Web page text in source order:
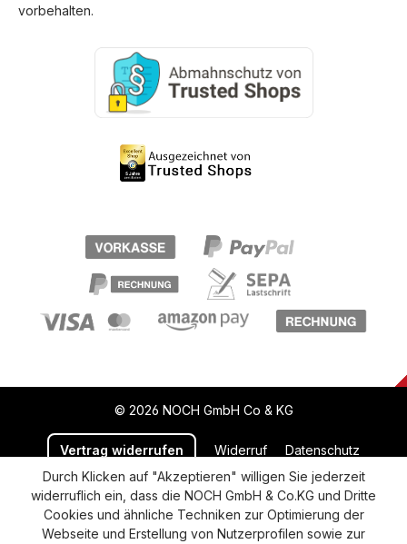
vorbehalten.
© 2026 NOCH GmbH Co & KG
Vertrag widerrufen Widerruf Datenschutz
Versand und Zahlung AGB
Impressum
Cookie-Einstellungen
Barrierefreiheitserklärung
Durch Klicken auf "Akzeptieren" willigen Sie jederzeit
widerruflich ein, dass die NOCH GmbH & Co.KG und Dritte
Cookies und ähnliche Techniken zur Optimierung der
Webseite und Erstellung von Nutzerprofilen sowie zur